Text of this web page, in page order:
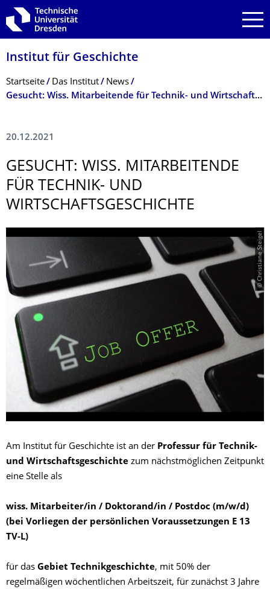
Zur Hauptnavigation springen
Zur Suche springen
Zum Inhalt springen
Institut für Geschichte
Breadcrumb-Menü
Startseite Das Institut
News
Gesucht: Wiss. Mitarbeitende für Technik- und Wirtschaftsgeschichte
20.12.2021
GESUCHT: WISS. MITARBEITENDE
FÜR TECHNIK- UND
WIRTSCHAFTSGE­SCHICHTE
© Christiane Steigel
Am Institut für Geschichte ist an der Professur für Technik-
und Wirtschaftsgeschichte zum nächstmöglichen Zeitpunkt
eine Stelle als
wiss. Mitarbeiter/in / Doktorand/in / Postdoc (m/w/d)
(bei Vorliegen der persönlichen Voraussetzungen E 13
TV-L)
für das Gebiet Technikgeschichte, mit 50% der
regelmäßigen wöchentlichen Arbeitszeit, für zunächst 3 Jahre